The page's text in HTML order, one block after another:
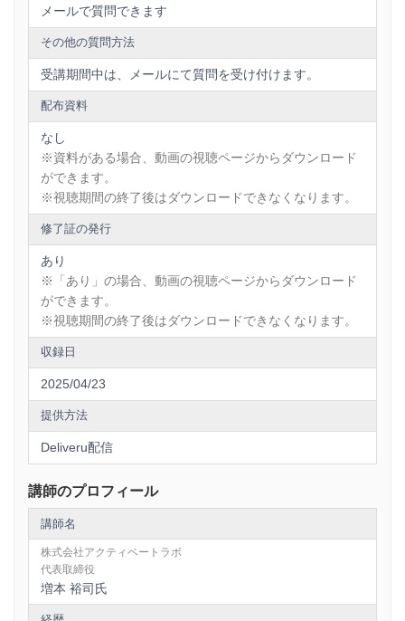
３．障害者雇用事業とは
４．なぜ障害者雇用なのか
５．アクティベートラボが企業内で取組んでいること
６．アクティベートラボ ⇒ アクティベートキャリア
７．世の中の動向
８．障害者視点で、「ダイバーシティ＆インクルージョン」
の推進を行う
講師：株式会社アクティベートラボ 代表取締役 増本 裕司
長崎県出身
2009年、36歳で脳出血を発症（右半身麻痺、高次脳機能障
害、失語症）。身体障害者2級。
4年間のリハビリを経て、パシフィックコンサルタンツ株式会
社に障害者アルバイトとして就職。
2015年7月、株式会社アクティベートラボを起業。2020年9
月、SNS「OpenGate」をローンチ。
株式会社フジクラ、株式会社AGSコンサルティングが株主。
資本金は5,090万円。
＜職歴＞
ダイア建設株式会社
株式会社リクルート（ＪＣＭ）
モバイルインターネットサービス株式会社
パシフィックコンサルタンツ株式会社
2018年 ビジコンなかの 最優秀賞
2019年 中野ICTCOスタートアップ支援プログラム成果発表
会 優秀賞
2019年 かわさき起業家オーディション優秀賞
2019年 アントレプレナー大賞ソーシャルビジネス部門賞
2019年 INCF ビジネス・アクセラレーション・プログラム
2019最優秀賞
2022年 SmartHR Work Design Award
メールで質問できます
その他の質問方法
受講期間中は、メールにて質問を受け付けます。
配布資料
なし
※資料がある場合、動画の視聴ページからダウンロード
ができます。
※視聴期間の終了後はダウンロードできなくなります。
修了証の発行
あり
※「あり」の場合、動画の視聴ページからダウンロード
ができます。
※視聴期間の終了後はダウンロードできなくなります。
収録日
2025/04/23
提供方法
Deliveru配信
講師のプロフィール
講師名
株式会社アクティベートラボ
代表取締役
増本 裕司氏